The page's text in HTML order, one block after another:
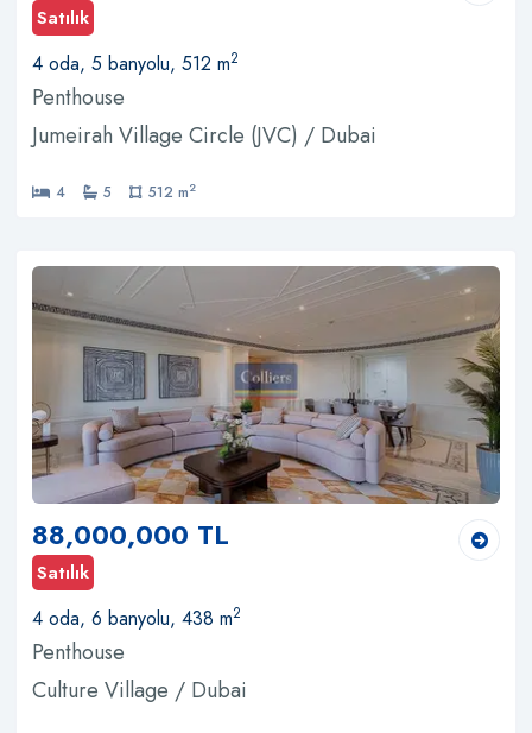
Satılık
4 oda, 5 banyolu, 512 m2
Penthouse
Jumeirah Village Circle (JVC) / Dubai
4 5 512 m2
88,000,000 TL
Satılık
4 oda, 6 banyolu, 438 m2
Penthouse
Culture Village / Dubai